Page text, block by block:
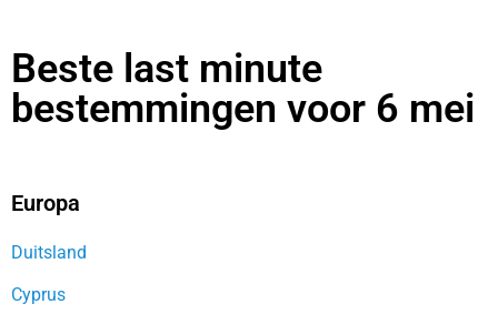
Beste last minute
bestemmingen voor 6 mei
Europa
Duitsland
Cyprus